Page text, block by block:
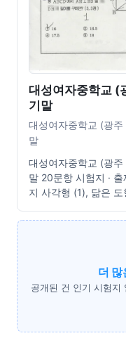
대성여자중학교 (
기말
대성여자중학교 (광주
말
대성여자중학교 (광
말 20문항 시험지 ·
지 사각형 (1), 닮은
더
공개된 건 인기 시험지